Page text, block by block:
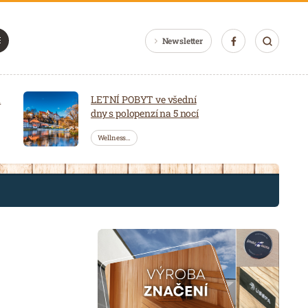
Newsletter
LETNÍ POBYT ve všední
dny s polopenzí na 5 nocí
Wellness…